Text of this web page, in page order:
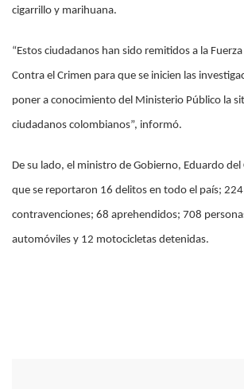
cigarrillo y marihuana.
“Estos ciudadanos han sido remitidos a la Fuerza
Contra el Crimen para que se inicien las
poner a conocimiento del Ministerio Público la
ciudadanos colombianos”, informó.
De su lado, el ministro de Gobierno, Eduardo
que se reportaron 16 delitos en todo el país;
contravenciones; 68 aprehendidos; 708
automóviles y 12 motocicletas detenidas.